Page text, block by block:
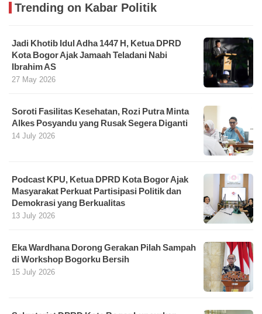
Trending on Kabar Politik
Jadi Khotib Idul Adha 1447 H, Ketua DPRD
Kota Bogor Ajak Jamaah Teladani Nabi
Ibrahim AS
27 May 2026
Soroti Fasilitas Kesehatan, Rozi Putra Minta
Alkes Posyandu yang Rusak Segera Diganti
14 July 2026
Podcast KPU, Ketua DPRD Kota Bogor Ajak
Masyarakat Perkuat Partisipasi Politik dan
Demokrasi yang Berkualitas
13 July 2026
Eka Wardhana Dorong Gerakan Pilah Sampah
di Workshop Bogorku Bersih
15 July 2026